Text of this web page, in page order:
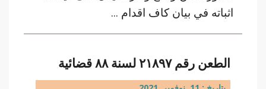
اثباته في بيان كاف اقدام ...
الطعن رقم ٢١٨٩٧ لسنة ٨٨ قضائية